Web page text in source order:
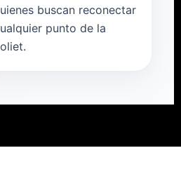
buscan reconectar
punto de la